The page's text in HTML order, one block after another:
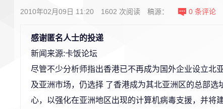
2010年02月09日 11:20 1602 次阅读 稿源： 0 条评论
感谢匿名人士的投递
新闻来源:卡饭论坛
尽管不少分析师指出香港已不再成为国外企业设立北
及亚洲市场，仍选择 了香港成为其北亚洲区的总部
心，以强化在亚洲地区出现的计算机病毒支援，并将